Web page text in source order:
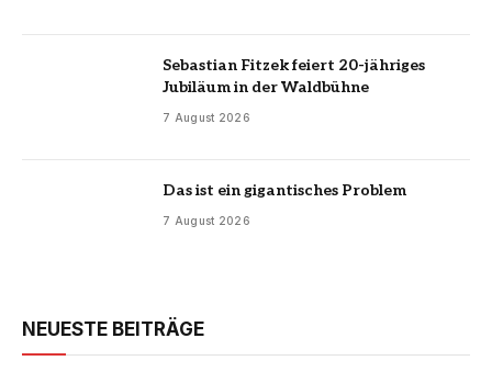
Sebastian Fitzek feiert 20-jähriges
Jubiläum in der Waldbühne
7 August 2026
Das ist ein gigantisches Problem
7 August 2026
NEUESTE BEITRÄGE